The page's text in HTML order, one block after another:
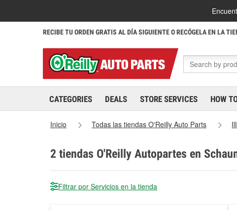
RECIBE TU ORDEN GRATIS AL DÍA SIGUIENTE O RECÓGELA EN LA
CATEGORIES DEALS STORE SERVICES HOW
Inicio Todas las tiendas O'Reilly Auto Parts
2 tiendas O'Reilly Autopartes en
Filtrar por Servicios en la tienda